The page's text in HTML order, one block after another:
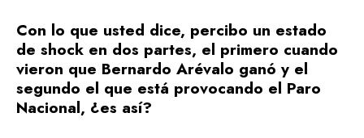
Con lo que usted dice, percibo un estado
de shock en dos partes, el primero cuando
vieron que Bernardo Arévalo ganó y el
segundo el que está provocando el Paro
Nacional, ¿es así?